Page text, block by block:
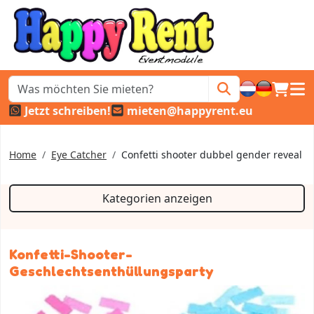
Jetzt schreiben!
mieten@happyrent.eu
Home Eye Catcher Confetti shooter dubbel gender reveal
Kategorien anzeigen
Konfetti-Shooter-
Geschlechtsenthüllungsparty